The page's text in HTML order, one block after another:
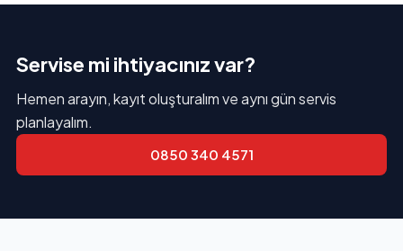
Servise mi ihtiyacınız var?
Hemen arayın, kayıt oluşturalım ve aynı gün servis
planlayalım.
0850 340 4571